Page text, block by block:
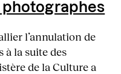
photographes
l’annulation de
à la suite des
de la Culture a